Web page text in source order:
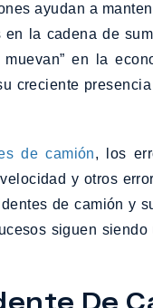
ayudan a
en la cadena de
muevan” en la
creciente
de camión, los
y otros
de camión y
siguen
De